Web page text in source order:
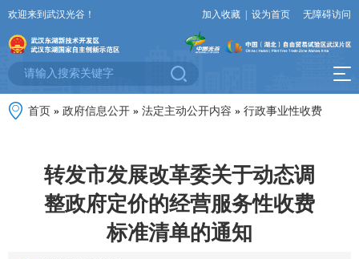
欢迎来到武汉光谷！ 加入收藏 设为首页 无障碍访问
首页 » 政府信息公开 » 法定主动公开内容 » 行政事业性收费
转发市发展改革委关于动态调
整政府定价的经营服务性收费
标准清单的通知